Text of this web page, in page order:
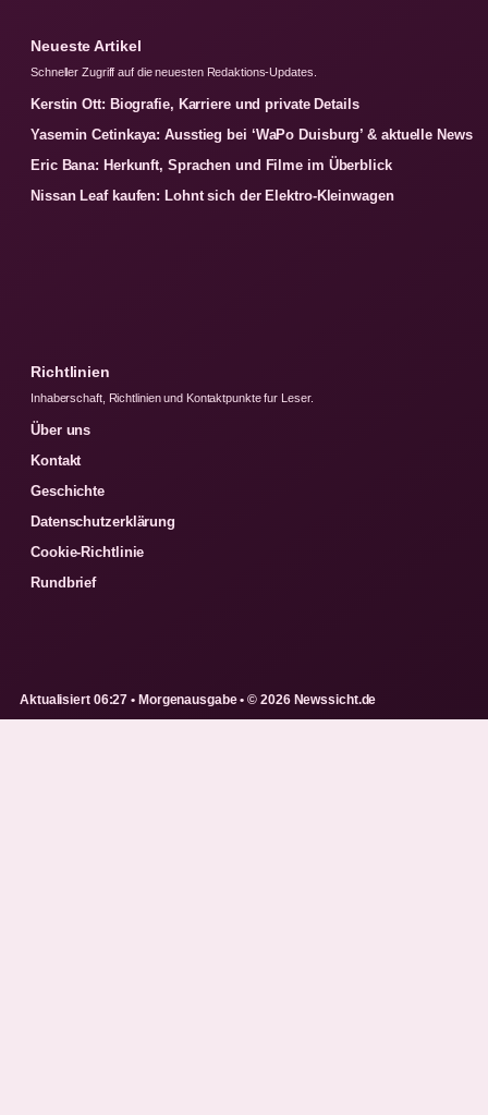
Neueste Artikel
Schneller Zugriff auf die neuesten Redaktions-Updates.
Kerstin Ott: Biografie, Karriere und private Details
Yasemin Cetinkaya: Ausstieg bei ‘WaPo Duisburg’ & aktuelle News
Eric Bana: Herkunft, Sprachen und Filme im Überblick
Nissan Leaf kaufen: Lohnt sich der Elektro-Kleinwagen
Richtlinien
Inhaberschaft, Richtlinien und Kontaktpunkte fur Leser.
Über uns
Kontakt
Geschichte
Datenschutzerklärung
Cookie-Richtlinie
Rundbrief
Aktualisiert 06:27 • Morgenausgabe • © 2026 Newssicht.de